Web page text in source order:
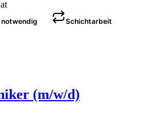
Schichtarbeit
(m/w/d)